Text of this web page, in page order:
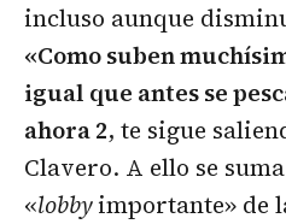
incluso aunque
«Como suben
igual que antes se
ahora 2, te sigue
Clavero. A ello se
«lobbyimportante» de